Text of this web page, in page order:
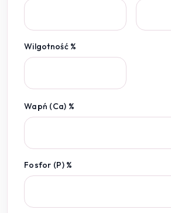
Wilgotność %
Wapń (Ca) %
Fosfor (P) %